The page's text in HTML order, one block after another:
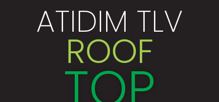
ATIDIM TLV
ROOF